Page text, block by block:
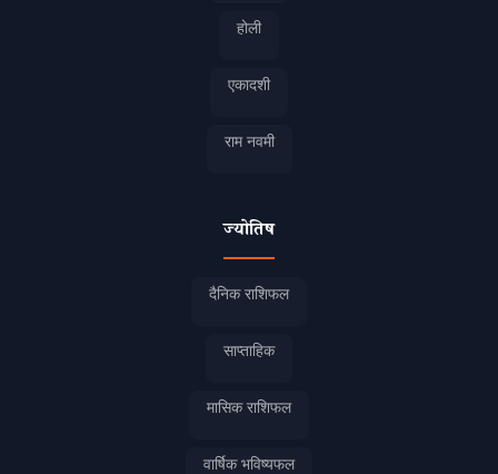
होली
एकादशी
राम नवमी
ज्योतिष
दैनिक राशिफल
साप्ताहिक
मासिक राशिफल
वार्षिक भविष्यफल